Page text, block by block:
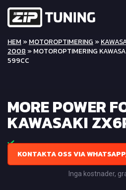
HEM »MOTOROPTIMERING »
2008 » MOTOROPTIMERING
599CC
MORE POWER
KAWASAKI
KONTAKTA OSS VIA
Inga kostnader,